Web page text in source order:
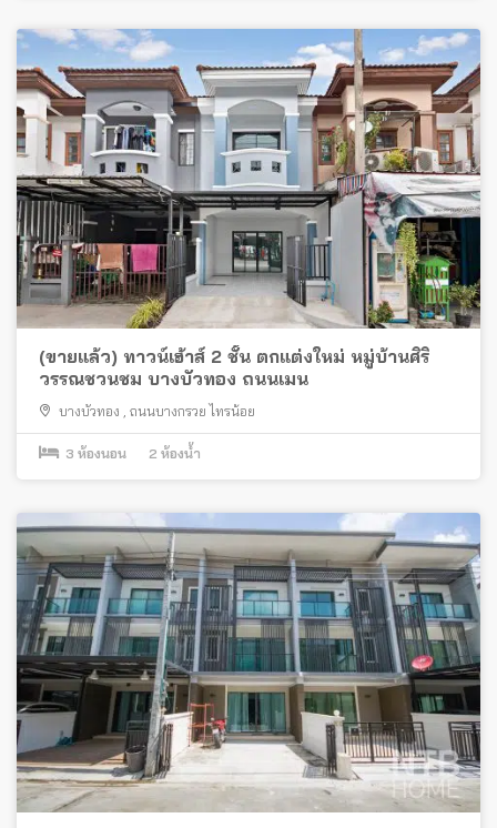
(ขายแล้ว) ทาวน์เฮ้าส์ 2 ชั้น ตกแต่งใหม่ หมู่บ้านศิริ
วรรณชวนชม บางบัวทอง ถนนเมน
บางบัวทอง , ถนนบางกรวย ไทรน้อย
3 ห้องนอน 2 ห้องน้ำ